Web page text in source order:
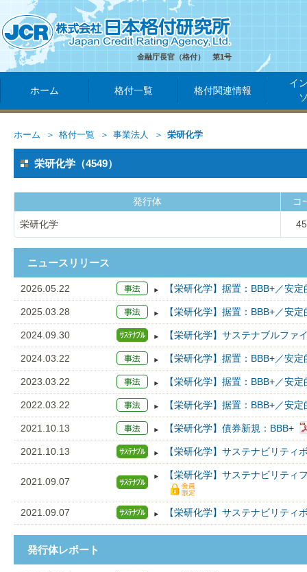
金融庁長官（格付） 第1号
ホーム 格付一覧 格付関連情報
イ
ホーム 格付一覧 事業法人 栄研化学
栄研化学（4549）
発行体 コ
栄研化学
ニュースリリース
2026.05.22 【栄研化学】据置：BBB+／安定
2025.03.28 【栄研化学】据置：BBB+／安定
2024.09.30 【栄研化学】サステナブルフ
2024.03.22 【栄研化学】据置：BBB+／安定
2023.03.22 【栄研化学】据置：BBB+／安定
2022.03.22 【栄研化学】据置：BBB+／安定
2021.10.13 【栄研化学】債券新規：BBB+
2021.10.13 【栄研化学】サステナビリティ
2021.09.07
【栄研化学】サステナビリテ
2021.09.07 【栄研化学】サステナビリティ
発行体レポート